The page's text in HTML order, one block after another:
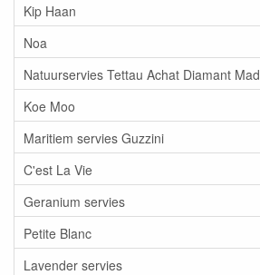
Kip Haan
Noa
Natuurservies Tettau Achat Diamant
Koe Moo
Maritiem servies Guzzini
C'est La Vie
Geranium servies
Petite Blanc
Lavender servies